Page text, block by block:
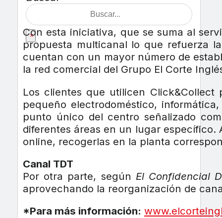
×
Con esta iniciativa, que se suma al
propuesta multicanal lo que refuerza
cuentan con un mayor número de
la red comercial del Grupo El Corte
Los clientes que utilicen
pequeño electrodoméstico,
punto único del centro señalizado
diferentes áreas en un lugar
online, recogerlas en la planta
Canal TDT
Por otra parte, según El Confidencial
aprovechando la reorganización de
*Para más información: